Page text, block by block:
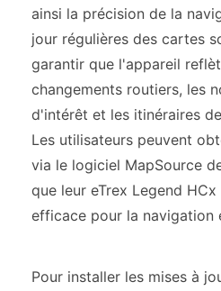
ainsi la précision de la
jour régulières des cartes
garantir que l'appareil
changements routiers, les
d'intérêt et les itinéraires
Les utilisateurs peuvent
via le logiciel MapSource
que leur eTrex Legend
efficace pour la navigation
Pour installer les mises à